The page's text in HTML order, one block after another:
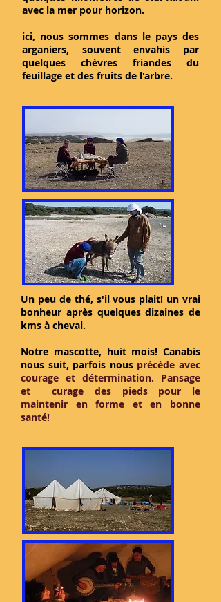
avec la mer pour horizon.
ici, nous sommes dans le pays des
arganiers, souvent envahis par
quelques chèvres friandes du
feuillage et des fruits de l'arbre.
Un peu de thé, s'il vous plait! un vrai
bonheur après quelques dizaines de
kms à cheval.
Notre mascotte, huit mois! Canabis
nous suit, parfois nous précède avec
courage et détermination. Pansage
et curage des pieds pour le
maintenir en forme et en bonne
santé!